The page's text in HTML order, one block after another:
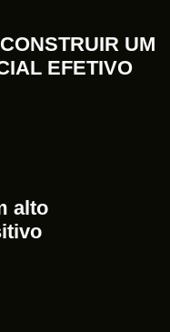
UM
EFETIVO
alto